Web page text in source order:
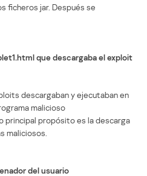
ficheros jar. Después se
que descargaba el exploit
descargaban y ejecutaban en
malicioso
principal propósito es la descarga
maliciosos.
del usuario